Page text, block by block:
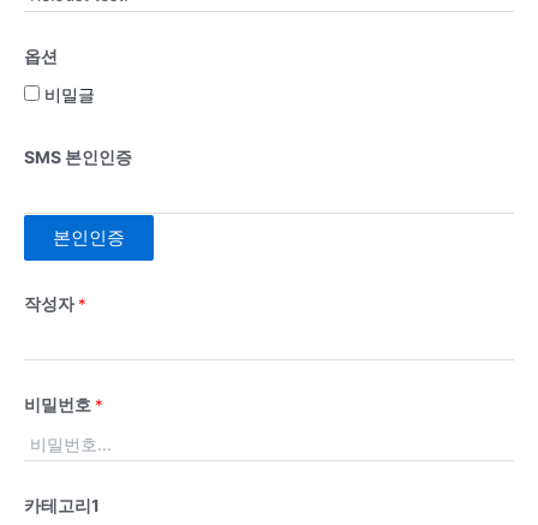
옵션
비밀글
SMS 본인인증
본인인증
작성자 *
비밀번호 *
카테고리1